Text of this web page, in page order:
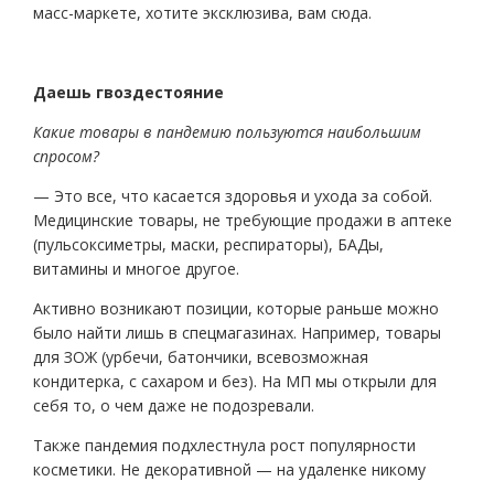
масс-маркете, хотите эксклюзива, вам сюда.
Даешь гвоздестояние
Какие товары в пандемию пользуются наибольшим
спросом?
— Это все, что касается здоровья и ухода за собой.
Медицинские товары, не требующие продажи в аптеке
(пульсоксиметры, маски, респираторы), БАДы,
витамины и многое другое.
Активно возникают позиции, которые раньше можно
было найти лишь в спецмагазинах. Например, товары
для ЗОЖ (урбечи, батончики, всевозможная
кондитерка, с сахаром и без). На МП мы открыли для
себя то, о чем даже не подозревали.
Также пандемия подхлестнула рост популярности
косметики. Не декоративной — на удаленке никому